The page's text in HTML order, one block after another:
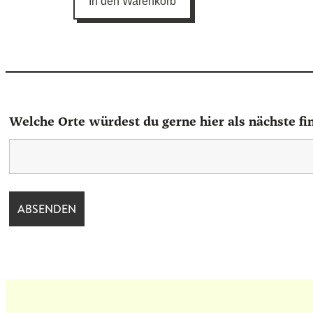
Welche Orte würdest du gerne hier als nächste